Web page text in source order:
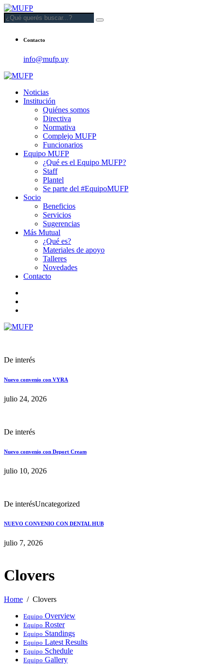
Contacto
info@mufp.uy
Noticias
Institución
Quiénes somos
Directiva
Normativa
Complejo MUFP
Funcionarios
Equipo MUFP
¿Qué es el Equipo MUFP?
Staff
Plantel
Se parte del #EquipoMUFP
Socio
Beneficios
Servicios
Sugerencias
Más Mutual
¿Qué es?
Materiales de apoyo
Talleres
Novedades
Contacto
De interés
Nuevo convenio con VYRA
julio 24, 2026
De interés
Nuevo convenio con Deport Cream
julio 10, 2026
De interésUncategorized
NUEVO CONVENIO CON DENTAL HUB
julio 7, 2026
Clovers
Home Clovers
Equipo Overview
Equipo Roster
Equipo Standings
Equipo Latest Results
Equipo Schedule
Equipo Gallery